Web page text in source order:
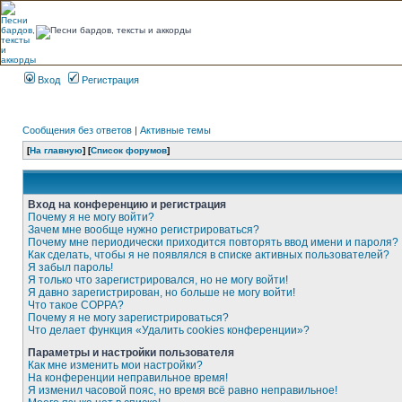
Вход Регистрация
Сообщения без ответов | Активные темы
[На главную] [Список форумов]
Вход на конференцию и регистрация
Почему я не могу войти?
Зачем мне вообще нужно регистрироваться?
Почему мне периодически приходится повторять ввод имени и пароля?
Как сделать, чтобы я не появлялся в списке активных пользователей?
Я забыл пароль!
Я только что зарегистрировался, но не могу войти!
Я давно зарегистрирован, но больше не могу войти!
Что такое COPPA?
Почему я не могу зарегистрироваться?
Что делает функция «Удалить cookies конференции»?
Параметры и настройки пользователя
Как мне изменить мои настройки?
На конференции неправильное время!
Я изменил часовой пояс, но время всё равно неправильное!